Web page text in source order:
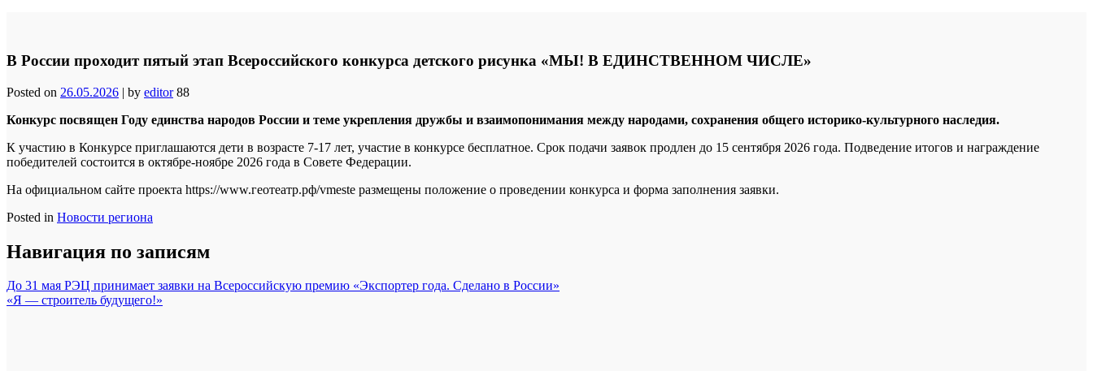
В России проходит пятый этап Всероссийского конкурса детского рисунка «МЫ! В ЕДИНСТВЕННОМ ЧИСЛЕ»
Posted on 26.05.2026 | by editor 88
Конкурс посвящен Году единства народов России и теме укрепления дружбы и взаимопонимания между народами, сохранения общего историко-культурного наследия.
К участию в Конкурсе приглашаются дети в возрасте 7-17 лет, участие в конкурсе бесплатное. Срок подачи заявок продлен до 15 сентября 2026 года. Подведение итогов и награждение
победителей состоится в октябре-ноябре 2026 года в Совете Федерации.
На официальном сайте проекта https://www.геотеатр.рф/vmeste размещены положение о проведении конкурса и форма заполнения заявки.
Posted in Новости региона
Навигация по записям
До 31 мая РЭЦ принимает заявки на Всероссийскую премию «Экспортер года. Сделано в России»
«Я — строитель будущего!»